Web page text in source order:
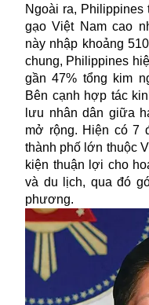
Ngoài ra,
gạo Việt Nam cao
này nhập khoảng
chung, Philippines
gần 47% tổng kim
Bên cạnh hợp tác
lưu nhân dân giữa
mở rộng. Hiện có 7
thành phố lớn thuộc
kiện thuận lợi cho
và du lịch, qua đó
phương.